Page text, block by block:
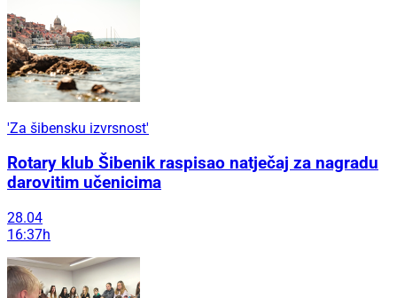
'Za šibensku izvrsnost'
Rotary klub Šibenik raspisao natječaj za nagradu
darovitim učenicima
28.04
16:37h